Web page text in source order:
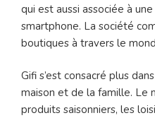
qui est aussi associée à
smartphone. La société
boutiques à travers le
Gifi s’est consacré plus
maison et de la famille. Le
produits saisonniers, les